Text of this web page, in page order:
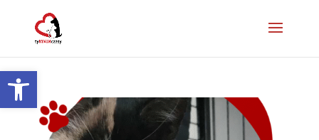
Otwórz pasek narzędzi